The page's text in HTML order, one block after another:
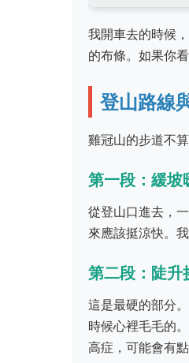
我開車去的時候
的布條。如果你
登山路線
雞冠山的步道不
第一段：緩坡
從登山口進去，
來應該挺涼快。
第二段：陡升
這是最硬的部分
時候心裡毛毛的
高症，可能會有